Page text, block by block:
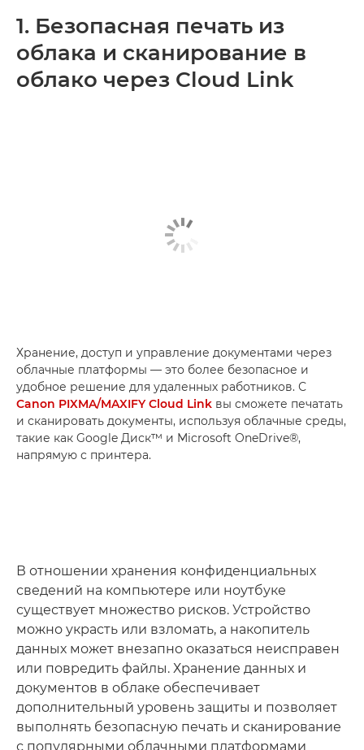
1. Безопасная печать из
облака и сканирование в
облако через Cloud Link
Хранение, доступ и управление документами через
облачные платформы — это более безопасное и
удобное решение для удаленных работников. С
Canon PIXMA/MAXIFY Cloud Link вы сможете печатать
и сканировать документы, используя облачные среды,
такие как Google Диск™ и Microsoft OneDrive®,
напрямую с принтера.
В отношении хранения конфиденциальных
сведений на компьютере или ноутбуке
существует множество рисков. Устройство
можно украсть или взломать, а накопитель
данных может внезапно оказаться неисправен
или повредить файлы. Хранение данных и
документов в облаке обеспечивает
дополнительный уровень защиты и позволяет
выполнять безопасную печать и сканирование
с популярными облачными платформами